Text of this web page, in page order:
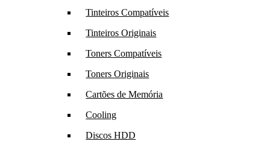
Tinteiros Compatíveis
Tinteiros Originais
Toners Compatíveis
Toners Originais
Cartões de Memória
Cooling
Discos HDD